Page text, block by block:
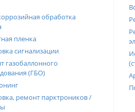
обработка
пленка
сигнализации
газобаллонного
(ГБО)
ремонт парктроников /